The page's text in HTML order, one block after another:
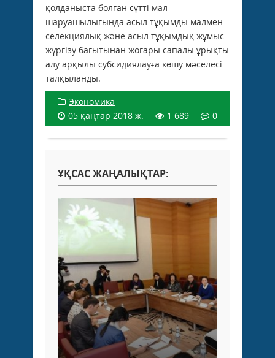
қолданыста болған сүтті мал
шаруашылығында асыл тұқымды малмен
селекциялық және асыл тұқымдық жұмыс
жүргізу бағытынан жоғары сапалы ұрықты
алу арқылы субсидиялауға көшу мәселесі
талқыланды.
Экономика
05 қаңтар 2018 ж.
1 689 0
ҰҚСАС ЖАҢАЛЫҚТАР: